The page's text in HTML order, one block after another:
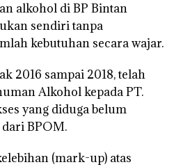
alkohol di BP Bintan
sendiri tanpa
kebutuhan secara wajar.
2016 sampai 2018, telah
Alkohol kepada PT.
yang diduga belum
BPOM.
(mark-up) atas